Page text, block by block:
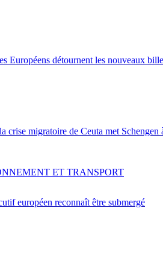
Européens détournent les nouveaux
crise migratoire de Ceuta met Schengen
européen reconnaît être submergé
ET TRANSPORT